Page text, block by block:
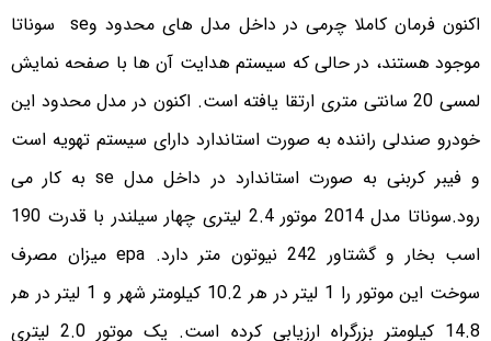
اکنون فرمان کاملا چرمی در داخل مدل های محدود وse سوناتا
موجود هستند، در حالی که سیستم هدایت آن ها با صفحه نمایش
لمسی 20 سانتی متری ارتقا یافته است. اکنون در مدل محدود این
خودرو صندلی راننده به صورت استاندارد دارای سیستم تهویه است
و فیبر کربنی به صورت استاندارد در داخل مدل se به کار می
رود.سوناتا مدل 2014 موتور 2.4 لیتری چهار سیلندر با قدرت 190
اسب بخار و گشتاور 242 نیوتون متر دارد. epa میزان مصرف
سوخت این موتور را 1 لیتر در هر 10.2 کیلومتر شهر و 1 لیتر در هر
14.8 کیلومتر بزرگراه ارزیابی کرده است. یک موتور 2.0 لیتری